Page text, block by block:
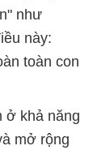
như
này:
toàn con
ở khả năng
mở rộng